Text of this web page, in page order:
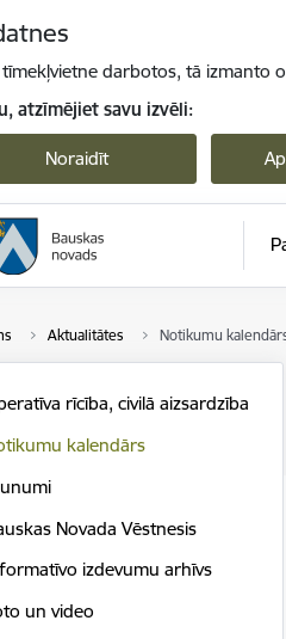
tīmekļvietne darbotos, tā izmanto
atzīmējiet savu izvēli:
Noraidīt
Aktualitātes Notikumu
rīcība, civilā aizsardzība
kalendārs
Novada Vēstnesis
izdevumu arhīvs
un video